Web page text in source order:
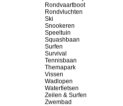
Rondvaartboot
Rondvluchten
Ski
Snookeren
Speeltuin
Squashbaan
Surfen
Survival
Tennisbaan
Themapark
Vissen
Wadlopen
Waterfietsen
Zeilen & Surfen
Zwembad